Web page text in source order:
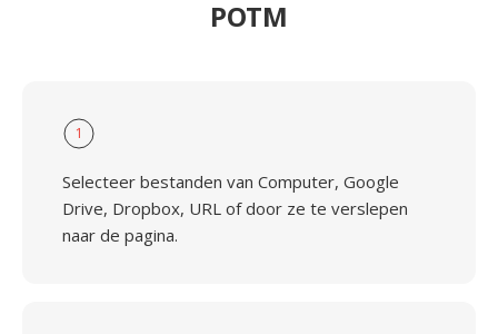
POTM
1
Selecteer bestanden van Computer, Google
Drive, Dropbox, URL of door ze te verslepen
naar de pagina.